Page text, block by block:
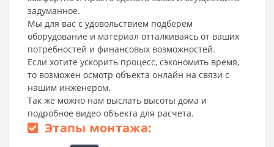
задуманное.
Мы для вас с удовольствием подберем
оборудование и материал отталкиваясь от ваших
потребностей и финансовых возможностей.
Если хотите ускорить процесс, сэкономить время,
то возможен осмотр объекта онлайн на связи с
нашим инженером.
Так же можно нам выслать высоты дома и
подробное видео объекта для расчета.
Этапы монтажа: